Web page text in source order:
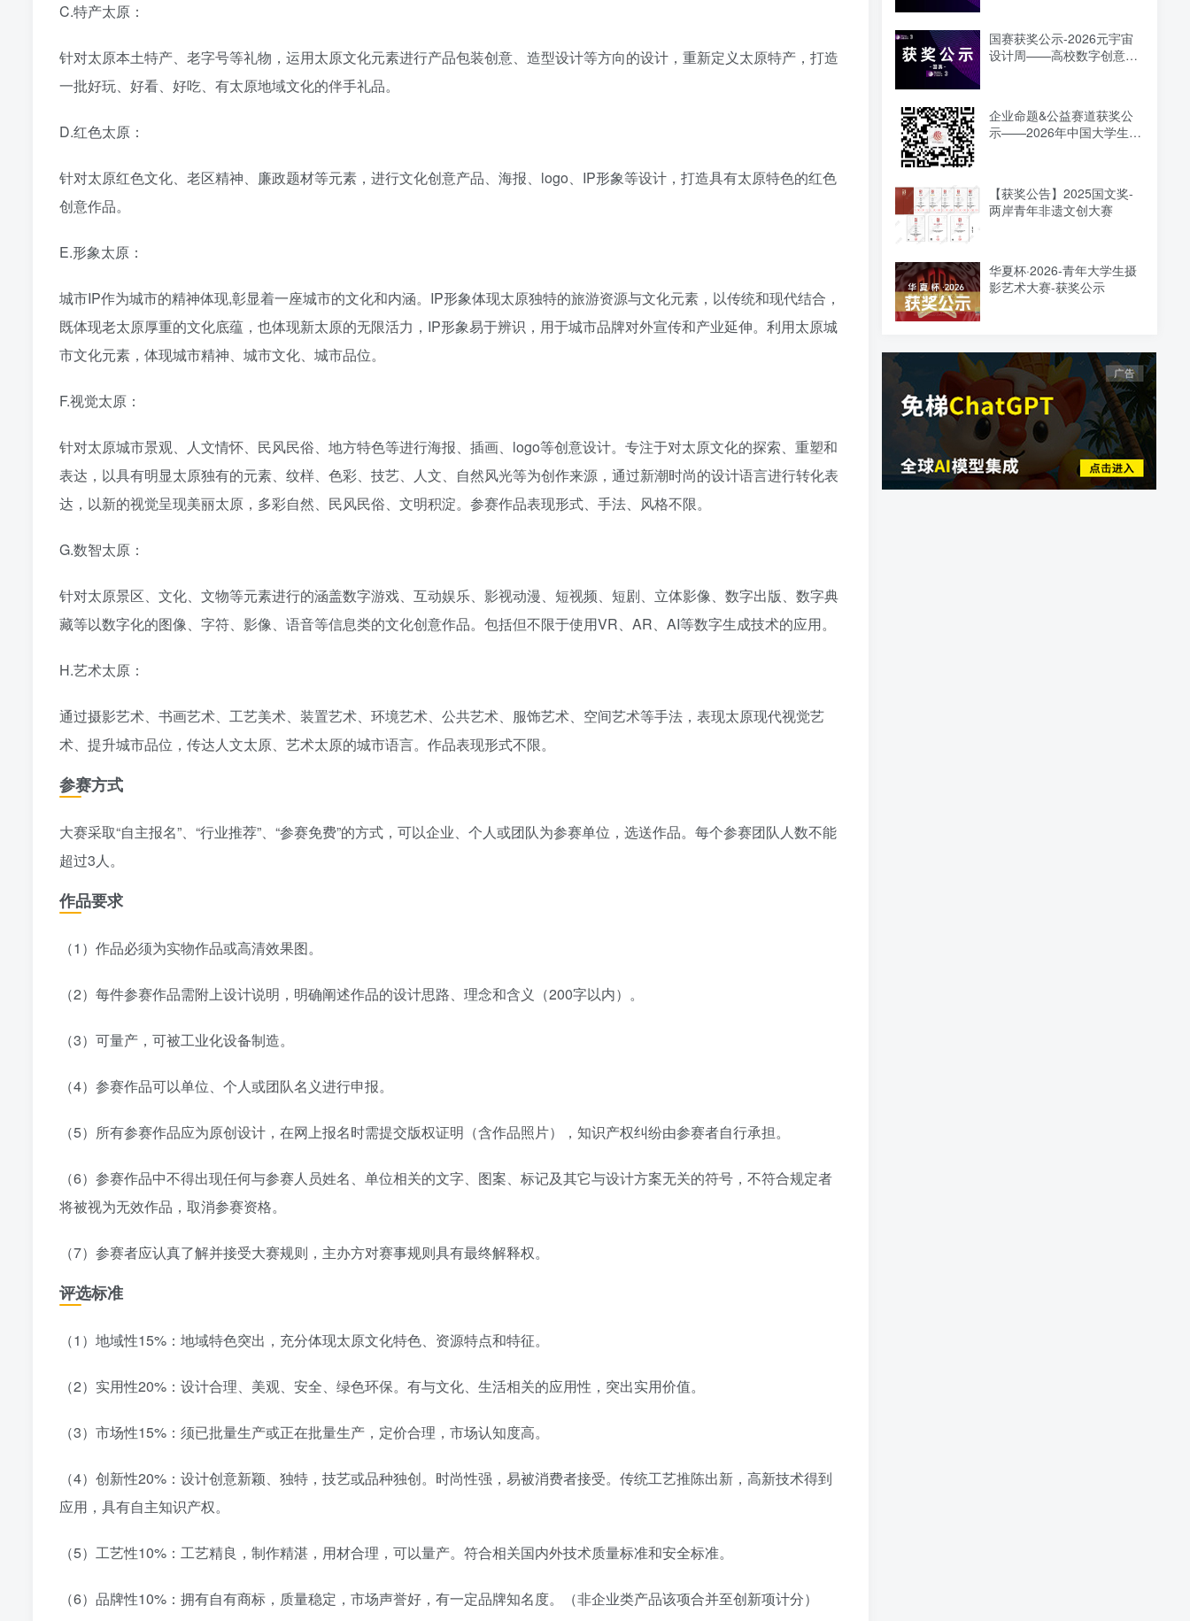
C.特产太原：
针对太原本土特产、老字号等礼物，运用太原文化元素进行产品包装创意、造型设计等方向的设计，重新定义太原特产，打造
一批好玩、好看、好吃、有太原地域文化的伴手礼品。
D.红色太原：
针对太原红色文化、老区精神、廉政题材等元素，进行文化创意产品、海报、logo、IP形象等设计，打造具有太原特色的红色
创意作品。
E.形象太原：
城市IP作为城市的精神体现,彰显着一座城市的文化和内涵。IP形象体现太原独特的旅游资源与文化元素，以传统和现代结合，
既体现老太原厚重的文化底蕴，也体现新太原的无限活力，IP形象易于辨识，用于城市品牌对外宣传和产业延伸。利用太原城
市文化元素，体现城市精神、城市文化、城市品位。
F.视觉太原：
针对太原城市景观、人文情怀、民风民俗、地方特色等进行海报、插画、logo等创意设计。专注于对太原文化的探索、重塑和
表达，以具有明显太原独有的元素、纹样、色彩、技艺、人文、自然风光等为创作来源，通过新潮时尚的设计语言进行转化表
达，以新的视觉呈现美丽太原，多彩自然、民风民俗、文明积淀。参赛作品表现形式、手法、风格不限。
G.数智太原：
针对太原景区、文化、文物等元素进行的涵盖数字游戏、互动娱乐、影视动漫、短视频、短剧、立体影像、数字出版、数字典
藏等以数字化的图像、字符、影像、语音等信息类的文化创意作品。包括但不限于使用VR、AR、AI等数字生成技术的应用。
H.艺术太原：
通过摄影艺术、书画艺术、工艺美术、装置艺术、环境艺术、公共艺术、服饰艺术、空间艺术等手法，表现太原现代视觉艺
术、提升城市品位，传达人文太原、艺术太原的城市语言。作品表现形式不限。
参赛方式
大赛采取“自主报名”、“行业推荐”、“参赛免费”的方式，可以企业、个人或团队为参赛单位，选送作品。每个参赛团队人数不能
超过3人。
作品要求
（1）作品必须为实物作品或高清效果图。
（2）每件参赛作品需附上设计说明，明确阐述作品的设计思路、理念和含义（200字以内）。
（3）可量产，可被工业化设备制造。
（4）参赛作品可以单位、个人或团队名义进行申报。
（5）所有参赛作品应为原创设计，在网上报名时需提交版权证明（含作品照片），知识产权纠纷由参赛者自行承担。
（6）参赛作品中不得出现任何与参赛人员姓名、单位相关的文字、图案、标记及其它与设计方案无关的符号，不符合规定者
将被视为无效作品，取消参赛资格。
（7）参赛者应认真了解并接受大赛规则，主办方对赛事规则具有最终解释权。
评选标准
（1）地域性15%：地域特色突出，充分体现太原文化特色、资源特点和特征。
（2）实用性20%：设计合理、美观、安全、绿色环保。有与文化、生活相关的应用性，突出实用价值。
（3）市场性15%：须已批量生产或正在批量生产，定价合理，市场认知度高。
（4）创新性20%：设计创意新颖、独特，技艺或品种独创。时尚性强，易被消费者接受。传统工艺推陈出新，高新技术得到
应用，具有自主知识产权。
（5）工艺性10%：工艺精良，制作精湛，用材合理，可以量产。符合相关国内外技术质量标准和安全标准。
（6）品牌性10%：拥有自有商标，质量稳定，市场声誉好，有一定品牌知名度。（非企业类产品该项合并至创新项计分）
国赛获奖公示-2026元宇宙
设计周——高校数字创意设
企业命题&公益赛道获奖公
示——2026年中国大学生文
【获奖公告】2025国文奖-
两岸青年非遗文创大赛
华夏杯·2026-青年大学生摄
影艺术大赛-获奖公示